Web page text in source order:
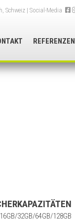
Schweiz | Social-Media
REFERENZEN
32GB/64GB/128GB